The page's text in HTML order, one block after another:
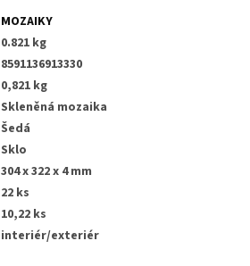
MOZAIKY
0.821 kg
8591136913330
0,821 kg
Skleněná mozaika
Šedá
Sklo
304 x 322 x 4 mm
22 ks
10,22 ks
interiér/exteriér